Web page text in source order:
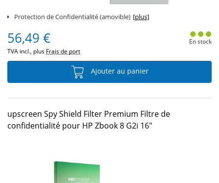
Protection de Confidentialité (amovible) [plus]
56,49 €
TVA incl., plus Frais de port
En stock
Ajouter au panier
upscreen Spy Shield Filter Premium Filtre de
confidentialité pour HP Zbook 8 G2i 16"